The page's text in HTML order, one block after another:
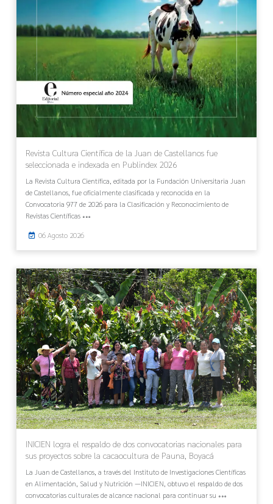
Revista Cultura Científica de la Juan de Castellanos fue
seleccionada e indexada en Publindex 2026
La Revista Cultura Científica, editada por la Fundación Universitaria Juan
de Castellanos, fue oficialmente clasificada y reconocida en la
Convocatoria 977 de 2026 para la Clasificación y Reconocimiento de
Revistas Científicas
06 Agosto 2026
INICIEN logra el respaldo de dos convocatorias nacionales para
sus proyectos sobre la cacaocultura de Pauna, Boyacá
La Juan de Castellanos, a través del Instituto de Investigaciones Científicas
en Alimentación, Salud y Nutrición —INICIEN, obtuvo el respaldo de dos
convocatorias culturales de alcance nacional para continuar su